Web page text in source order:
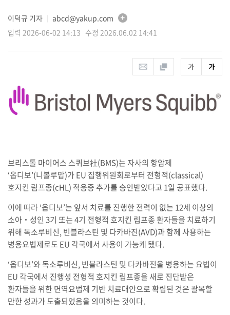
이덕규 기자
abcd@yakup.com
입력 2026-06-02 14:13 수정 2026.06.02 14:41
브리스톨 마이어스 스퀴브社(BMS)는 자사의 항암제
‘옵디보’(니볼루맙)가 EU 집행위원회로부터 전형적(classical)
호지킨 림프종(cHL) 적응증 추가를 승인받았다고 1일 공표했다.
이에 따라 ‘옵디보’는 앞서 치료를 진행한 전력이 없는 12세 이상의
소아‧성인 3기 또는 4기 전형적 호지킨 림프종 환자들을 치료하기
위해 독소루비신, 빈블라스틴 및 다카바진(AVD)과 함께 사용하는
병용요법제로도 EU 각국에서 사용이 가능케 됐다.
‘옵디보’와 독소루비신, 빈블라스틴 및 다카바진을 병용하는 요법이
EU 각국에서 진행성 전형적 호지킨 림프종을 새로 진단받은
환자들을 위한 면역요법제 기반 치료대안으로 확립된 것은 괄목할
만한 성과가 도출되었음을 의미하는 것이다.